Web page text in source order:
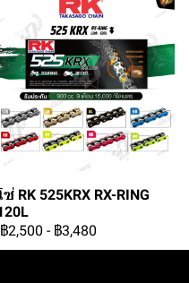
ซ่ RK 525KRX RX-RING
฿2,500 - ฿3,480